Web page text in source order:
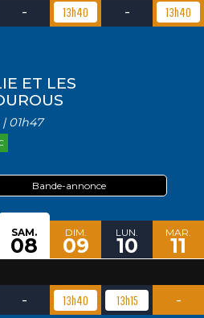
- 13h40 - 13h40
ET LES
01h47
Bande-annonce
SAM.
08
DIM.
09
LUN.
10
MAR.
11
- 13h40 13h15 -